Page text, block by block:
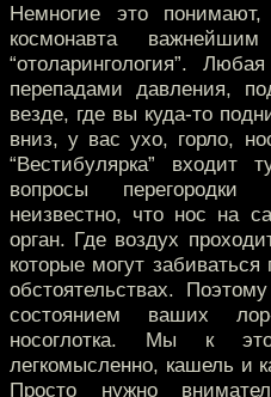
Немногие это
космонавта
“отоларингология”.
перепадами давления,
везде, где вы куда-то
вниз, у вас ухо, горло,
“Вестибулярка”
вопросы
неизвестно, что нос на
орган. Где воздух
которые могут
обстоятельствах.
состоянием ваших
носоглотка. Мы к
легкомысленно, кашель и
Просто нужно